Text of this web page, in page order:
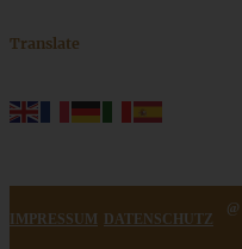
Translate
IMPRESSUM DATENSCHUTZ